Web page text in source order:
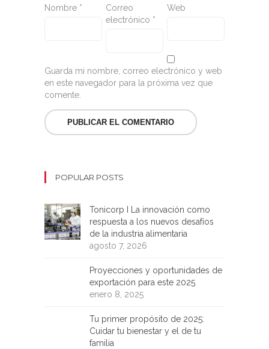
Nombre *
Correo
electrónico *
Web
Guarda mi nombre, correo electrónico y web
en este navegador para la próxima vez que
comente.
POPULAR POSTS
Tonicorp I La innovación como
respuesta a los nuevos desafíos
de la industria alimentaria
agosto 7, 2026
Proyecciones y oportunidades de
exportación para este 2025
enero 8, 2025
Tu primer propósito de 2025:
Cuidar tu bienestar y el de tu
familia